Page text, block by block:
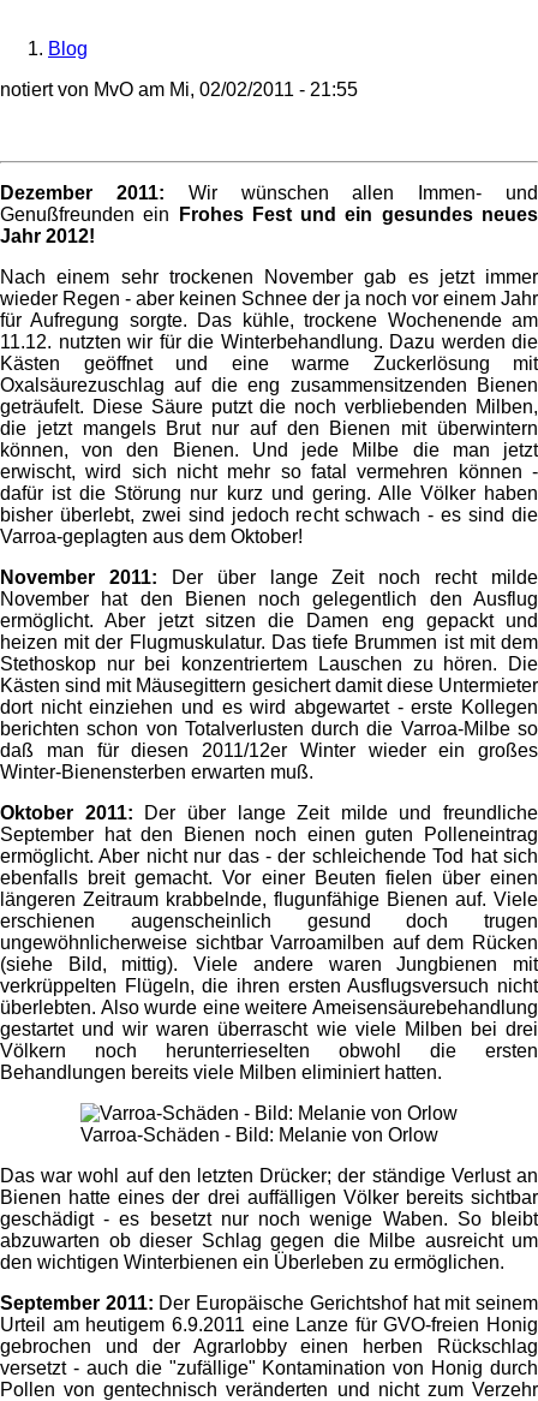
Breadcrumb
Blog
notiert von MvO am Mi, 02/02/2011 - 21:55
Dezember 2011: Wir wünschen allen Immen- und
Genußfreunden ein
Frohes Fest und ein gesundes neues
Jahr 2012!
Nach einem sehr trockenen November gab es jetzt immer
wieder Regen - aber keinen Schnee der ja noch vor einem Jahr
für Aufregung sorgte. Das kühle, trockene Wochenende am
11.12. nutzten wir für die Winterbehandlung. Dazu werden die
Kästen geöffnet und eine warme Zuckerlösung mit
Oxalsäurezuschlag auf die eng zusammensitzenden Bienen
geträufelt. Diese Säure putzt die noch verbliebenden Milben,
die jetzt mangels Brut nur auf den Bienen mit überwintern
können, von den Bienen. Und jede Milbe die man jetzt
erwischt, wird sich nicht mehr so fatal vermehren können -
dafür ist die Störung nur kurz und gering. Alle Völker haben
bisher überlebt, zwei sind jedoch recht schwach - es sind die
Varroa-geplagten aus dem Oktober!
November 2011: Der über lange Zeit noch recht milde
November hat den Bienen noch gelegentlich den Ausflug
ermöglicht. Aber jetzt sitzen die Damen eng gepackt und
heizen mit der Flugmuskulatur. Das tiefe Brummen ist mit dem
Stethoskop nur bei konzentriertem Lauschen zu hören. Die
Kästen sind mit Mäusegittern gesichert damit diese Untermieter
dort nicht einziehen und es wird abgewartet - erste Kollegen
berichten schon von Totalverlusten durch die Varroa-Milbe so
daß man für diesen 2011/12er Winter wieder ein großes
Winter-Bienensterben erwarten muß.
Oktober 2011: Der über lange Zeit milde und freundliche
September hat den Bienen noch einen guten Polleneintrag
ermöglicht. Aber nicht nur das - der schleichende Tod hat sich
ebenfalls breit gemacht. Vor einer Beuten fielen über einen
längeren Zeitraum krabbelnde, flugunfähige Bienen auf. Viele
erschienen augenscheinlich gesund doch trugen
ungewöhnlicherweise sichtbar Varroamilben auf dem Rücken
(siehe Bild, mittig). Viele andere waren Jungbienen mit
verkrüppelten Flügeln, die ihren ersten Ausflugsversuch nicht
überlebten. Also wurde eine weitere Ameisensäurebehandlung
gestartet und wir waren überrascht wie viele Milben bei drei
Völkern noch herunterrieselten obwohl die ersten
Behandlungen bereits viele Milben eliminiert hatten.
Varroa-Schäden - Bild: Melanie von Orlow
Das war wohl auf den letzten Drücker; der ständige Verlust an
Bienen hatte eines der drei auffälligen Völker bereits sichtbar
geschädigt - es besetzt nur noch wenige Waben. So bleibt
abzuwarten ob dieser Schlag gegen die Milbe ausreicht um
den wichtigen Winterbienen ein Überleben zu ermöglichen.
September 2011: Der Europäische Gerichtshof hat mit seinem
Urteil am heutigem 6.9.2011 eine Lanze für GVO-freien Honig
gebrochen und der Agrarlobby einen herben Rückschlag
versetzt - auch die "zufällige" Kontamination von Honig durch
Pollen von gentechnisch veränderten und nicht zum Verzehr